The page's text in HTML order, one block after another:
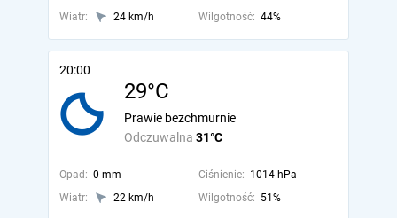
Wiatr:
24 km/h Wilgotność: 44%
20:00
29°C
Odczuwalna 31°C
Prawie bezchmurnie
Opad: 0 mm Ciśnienie: 1014 hPa
Wiatr:
22 km/h Wilgotność: 51%